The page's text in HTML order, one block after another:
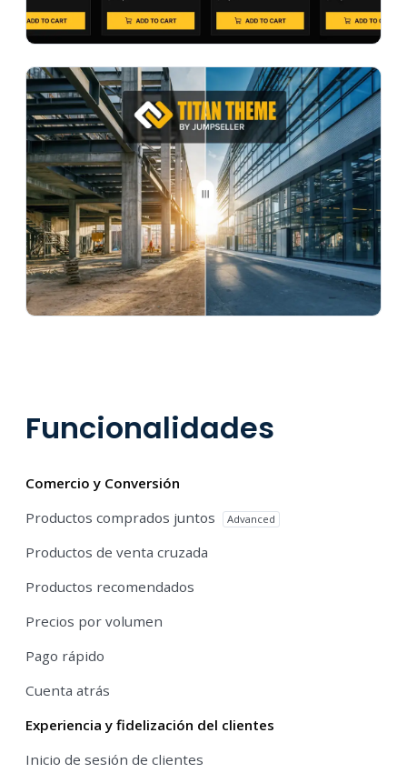
Funcionalidades
Comercio y Conversión
Productos comprados juntos
Advanced
Productos de venta cruzada
Productos recomendados
Precios por volumen
Pago rápido
Cuenta atrás
Experiencia y fidelización del clientes
Inicio de sesión de clientes